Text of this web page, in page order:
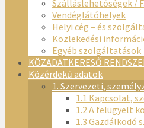
Szálláslehetőségek /
Vendéglátóhelyek
Helyi cég – és
Közlekedési
Egyéb szolgáltatások
KÖZADATKERESŐ
Közérdekű adatok
1. Szervezeti,
1.1 Kapcsolat,
1.2 A felügyelt
1.3 Gazdálkodó